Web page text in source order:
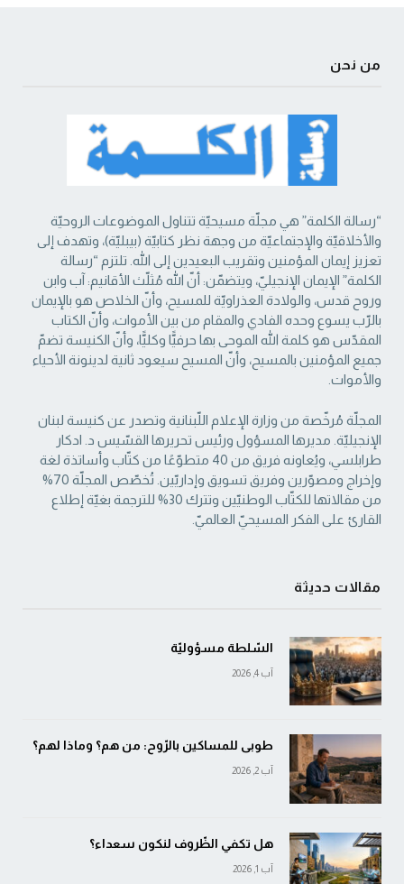
من نحن
“رسالة الكلمة” هي مجلّة مسيحيّة تتناول الموضوعات الروحيّة
والأخلاقيّة والإجتماعيّة من ‏وجهة نظر كتابيّة (بيبليّة)، وتهدف إلى
تعزيز إيمان المؤمنين وتقريب البعيدين إلى الله. تلتزم “رسالة
‏الكلمة” الإيمان الإنجيليّ، ويتضمّن: أنّ الله مُثلّث الأقانيم: آب وابن
وروح قدس، والولادة العذراويّة ‏للمسيح، وأنّ الخلاص هو بالإيمان
بالرّب يسوع وحده الفادي والمقام من بين الأموات، وأنّ الكتاب
‏المقدّس هو كلمة الله الموحى بها حرفيًّا وكليًّا، وأنّ الكنيسة تضمّ
جميع المؤمنين بالمسيح، وأنّ المسيح ‏سيعود ثانية لدينونة الأحياء
والأموات. ‏
المجلّة مُرخّصة من وزارة الإعلام اللّبنانية وتصدر عن كنيسة لبنان
الإنجيليّة. مديرها المسؤول ‏ورئيس تحريرها القسّيس د. ادكار
طرابلسي، ويُعاونه فريق من 40 متطوّعًا من كتّاب وأساتذة لغة
‏وإخراج ومصوّرين وفريق تسويق وإداريّين. تُخصّص المجلّة 70%
من مقالاتها للكتّاب الوطنيّين ‏وتترك 30% للترجمة بغيّة إطلاع
القارئ على الفكر المسيحيّ العالميّ.‏
مقالات حديثة
السّلطة مسؤوليّة
آب 4, 2026
طوبى للمساكين بالرّوح: من هم؟ وماذا لهم؟
آب 2, 2026
هل تكفي الظّروف لنكون سعداء؟
آب 1, 2026